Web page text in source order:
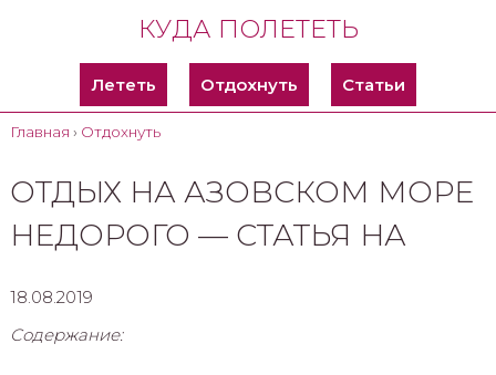
КУДА ПОЛЕТЕТЬ
Лететь Отдохнуть Статьи
Главная › Отдохнуть
ОТДЫХ НА АЗОВСКОМ МОРЕ
НЕДОРОГО — СТАТЬЯ НА
18.08.2019
Содержание: